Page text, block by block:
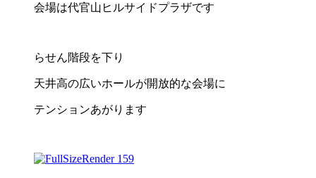
会場は代官山ヒルサイドプラザです
らせん階段を下り
天井高の広いホールが開放的な会場に
テンションあがります